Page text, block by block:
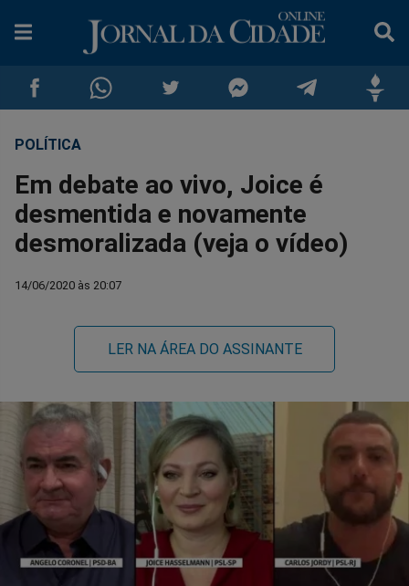
Compartilhar
no
Facebook
Compartilhar
no
Whatsapp
no
Twitter
no
Messenger
no
Telegram
POLÍTICA
Em debate ao vivo, Joice é
desmentida e novamente
desmoralizada (veja o vídeo)
14/06/2020 às 20:07
LER NA ÁREA DO ASSINANTE